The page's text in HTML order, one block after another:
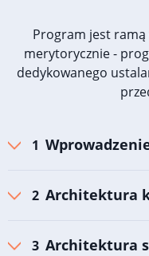
Program jest ramą
merytorycznie -
dedykowanego
Architektura
Architektura